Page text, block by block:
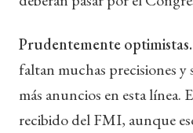
Prudentemente optimistas.
faltan muchas precisiones y
más anuncios en esta línea.
recibido del FMI, aunque